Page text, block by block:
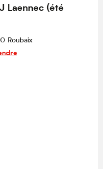
Laennec (été
Roubaix